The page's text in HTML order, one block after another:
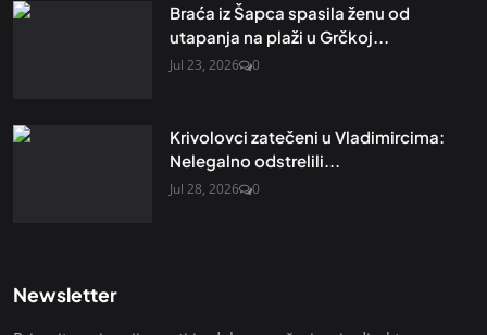
Braća iz Šapca spasila ženu od
utapanja na plaži u Grčkoj...
Jul 23, 2026 0
Krivolovci zatečeni u Vladimircima:
Nelegalno odstrelili...
Jul 28, 2026 0
Newsletter